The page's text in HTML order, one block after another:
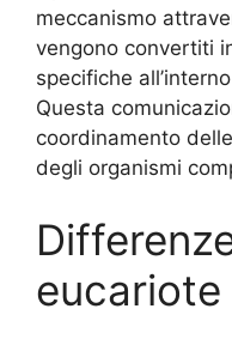
meccanismo
vengono convertiti
specifiche
Questa
coordinamento
degli organismi